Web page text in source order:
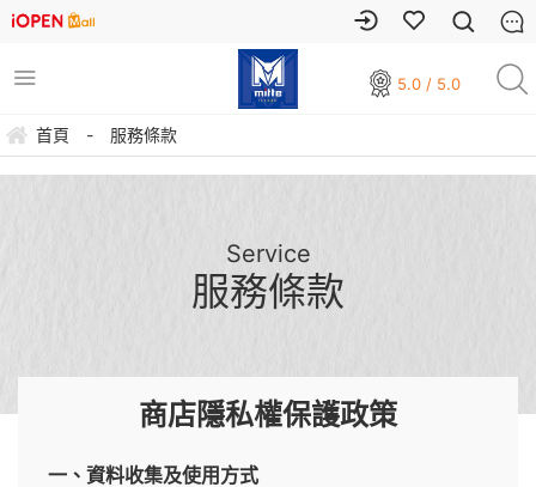
5.0 / 5.0
首頁 - 服務條款
Service
服務條款
商店隱私權保護政策
一、資料收集及使用方式